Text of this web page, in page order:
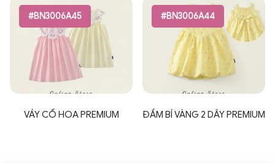
#BN3006A45
VÁY CỔ HOA PREMIUM
#BN3006A44
ĐẦM BÍ VÀNG 2 DÂY PREMIUM